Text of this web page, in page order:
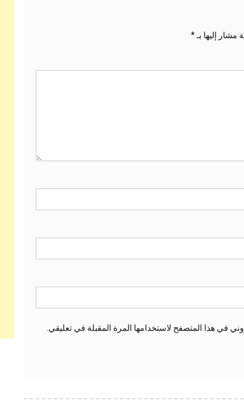
مشار إليها بـ*
في هذا المتصفح لاستخدامها المرة المقبلة في تعليقي.